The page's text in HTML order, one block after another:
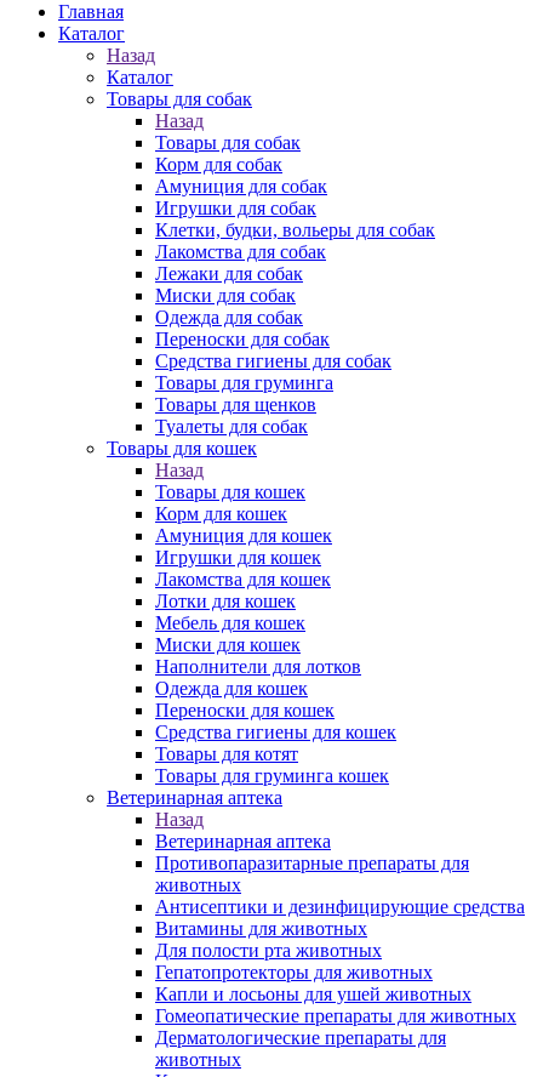
Главная
Каталог
Назад
Каталог
Товары для собак
Назад
Товары для собак
Корм для собак
Амуниция для собак
Игрушки для собак
Клетки, будки, вольеры для собак
Лакомства для собак
Лежаки для собак
Миски для собак
Одежда для собак
Переноски для собак
Средства гигиены для собак
Товары для груминга
Товары для щенков
Туалеты для собак
Товары для кошек
Назад
Товары для кошек
Корм для кошек
Амуниция для кошек
Игрушки для кошек
Лакомства для кошек
Лотки для кошек
Мебель для кошек
Миски для кошек
Наполнители для лотков
Одежда для кошек
Переноски для кошек
Средства гигиены для кошек
Товары для котят
Товары для груминга кошек
Ветеринарная аптека
Назад
Ветеринарная аптека
Противопаразитарные препараты для
животных
Антисептики и дезинфицирующие средства
Витамины для животных
Для полости рта животных
Гепатопротекторы для животных
Капли и лосьоны для ушей животных
Гомеопатические препараты для животных
Дерматологические препараты для
животных